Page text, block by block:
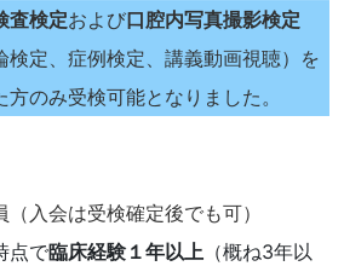
査検定および口腔内写真撮影検定
検定、症例検定、講義動画視聴）を
のみ受検可能となりました。
入会は受検確定後でも可）
で臨床経験１年以上 （概ね3年以